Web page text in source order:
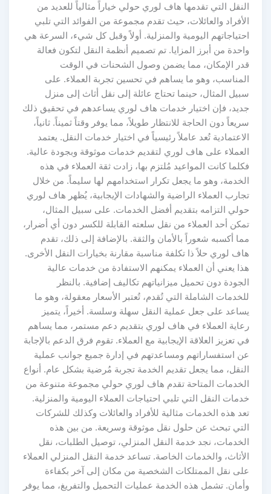
النقل التي تقدمها هاف لوري حولي خياراً مثالياً للعديد من
الأفراد والعائلات، حيث تقدم مجموعة من الفوائد التي تلبي
احتياجاتهم اليومية والمنزلية. أولاً وقبل كل شيء، السرعة هي
واحدة من أبرز المزايا. تم تصميم أنظمة النقل لتكون فعالة
قدر الإمكان، مما يضمن وصول الشحنات في الوقت
المناسب، وهو ما يساهم في تحسين تجربة العملاء. على
سبيل المثال، حينما تحتاج عائلة إلى نقل أثاث إلى منزل
جديد، فإن اختيار خدمات هاف لوري يساعدهم في تحقيق ذلك
سريعاً دون الحاجة للانتظار طويلاً، مما يوفر وقتاً ثميناً. ثانياً،
الاعتمادية تُعد عاملاً رئيسياً في اختيار خدمات النقل. يعتمد
العملاء على هاف لوري لتقديم خدمات موثوقة وبجودة عالية.
فكلما كانت المواعيد مُلتزم بها، زادت ثقة العملاء في هذه
الخدمة، وهو ما يجعل تكرار استخدامهم لها سليماً. من خلال
تجارب العملاء الراضية والشهادات الإيجابية، يُظهر هاف لوري
حولي التزامه بتقديم أفضل الخدمات. على سبيل المثال،
تمكن أحد العملاء من نقل سلعته القابلة للكسر دون أي أضرار،
مما أكسبه شعوراً بالأمان والثقة. بالإضافة إلى ذلك، تقدم
هاف لوري حلاً ذا تكلفة مناسبة مقارنة بخيارات النقل الأخرى.
هذا يعني أن العملاء يمكنهم الاستفادة من خدمات عالية
الجودة دون تحميل ميزانياتهم تكاليف إضافية. بالنظر
للخدمات الشاملة التي تُقدم، تُعتبر الأسعار معقولة، وهو ما
يساعد على جعل عملية النقل سهلة وسلسة. أخيراً، يتميز
رعاية العملاء في هاف لوري بتقديم دعم مستمر، مما يساهم
في تعزيز العلاقة الإيجابية مع العملاء. تقوم فرق الدعم بالإجابة
عن استفساراتهم ومساعدتهم في إدارة جميع جوانب عملية
النقل، مما يجعل تقديم الخدمة تجربة مُرضية بشكل عام. أنواع
الخدمات المتاحة تقدم هاف لوري حولي مجموعة متنوعة من
خدمات النقل التي تلبي احتياجات العملاء اليومية والمنزلية.
تعد هذه الخدمات مثالية للأفراد والعائلات وكذلك للشركات
التي تبحث عن حلول نقل موثوقة وسريعة. من بين هذه
الخدمات، نجد خدمة النقل المنزلي، توصيل الطلبات، نقل
الأثاث، والخدمات الخاصة. تساعد خدمة النقل المنزلي العملاء
على نقل الممتلكات الشخصية من مكان إلى آخر بكفاءة
وأمان. تشمل هذه الخدمة عمليات التحميل والتفريغ، مما يوفر